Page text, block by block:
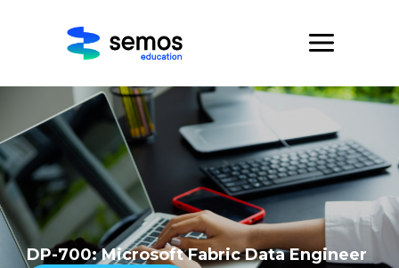
DP-700: Microsoft Fabric Data Engineer